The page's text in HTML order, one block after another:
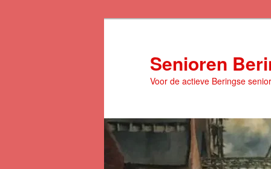
Senioren
Voor de actieve Beringse